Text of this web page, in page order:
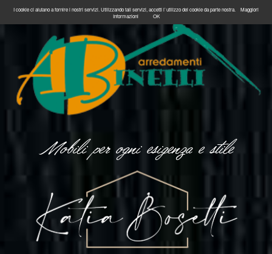
Mobili per ogni esigenza e stile
I cookie ci aiutano a fornire i nostri servizi. Utilizzando tali servizi, accetti l`utilizzo dei cookie da parte nostra.
Maggiori
Informazioni
OK